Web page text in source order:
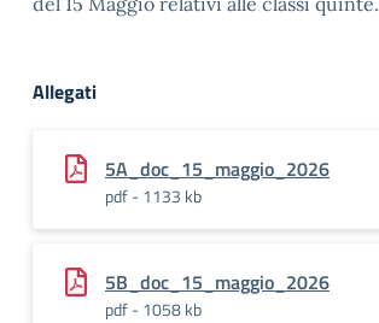
Allegati
5A_doc_15_maggio_2026
pdf - 1133 kb
5B_doc_15_maggio_2026
pdf - 1058 kb